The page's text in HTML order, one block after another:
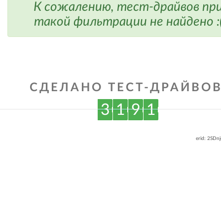
К сожалению, тест-драйвов
такой фильтрации не найдено
СДЕЛАНО ТЕСТ-
3 1 9 1
erid: